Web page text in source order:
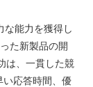
な能力を獲得し
た新製品の開
は、一貫した競
い応答時間、優